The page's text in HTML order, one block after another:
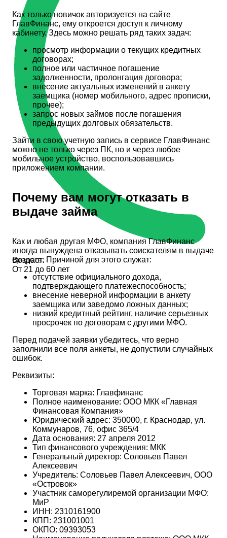
Возраст:
От 21 до 60 лет
Как только новичок авторизуется на сайте
ГлавФинанс, ему откроется доступ к личному
кабинету. Здесь можно решать ряд таких задач:
просмотр информации о текущих кредитных
договорах;
полное или частичное погашение
задолженности, пролонгация договора;
внесение актуальных изменений в анкету
заемщика (номер мобильного, адрес прописки,
прочее);
запрос новых займов после погашения
предыдущих долговых обязательств.
Зайти в свою учетную запись в сервисе ГлавФинанс
можно не только через ПК, но и через любое
мобильное устройство, воспользовавшись
приложением компании.
Почему вам могут отказать в
выдаче займа
Как и любая другая МФО, компания ГлавФинанс
иногда вынуждена отказывать соискателям в выдаче
средств. Причиной для этого служат:
отсутствие официального дохода,
подтверждающего платежеспособность;
внесение неверной информации в анкету
заемщика или заведомо ложных данных;
низкий кредитный рейтинг, наличие серьезных
просрочек по договорам с другими МФО.
Перед подачей заявки убедитесь, что верно
заполнили все поля анкеты, не допустили случайных
ошибок.
Реквизиты:
Торговая марка: Главфинанс
Полное наименование: ООО МКК «Главная
Финансовая Компания»
Юридический адрес: 350000, г. Краснодар, ул.
Коммунаров, 76, офис 365/4
Дата основания: 27 апреля 2012
Тип финансового учреждения: МКК
Генеральный директор: Соловьев Павел
Алексеевич
Учредитель: Соловьев Павел Алексеевич, ООО
«Островок»
Участник саморегулиремой организации МФО:
МиР
ИНН: 2310161900
КПП: 231001001
ОКПО: 09393053